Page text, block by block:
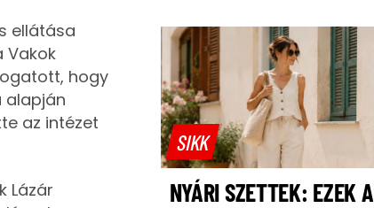
ellátása
Vakok
hogy
alapján
az intézet
Lázár
SIKK
NYÁRI SZETTEK: EZEK A